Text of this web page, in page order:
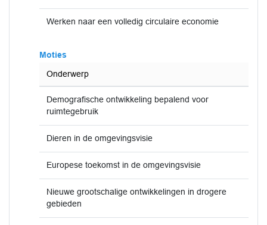
Werken naar een volledig circulaire economie
Moties
Onderwerp
Demografische ontwikkeling bepalend voor
ruimtegebruik
Dieren in de omgevingsvisie
Europese toekomst in de omgevingsvisie
Nieuwe grootschalige ontwikkelingen in drogere
gebieden